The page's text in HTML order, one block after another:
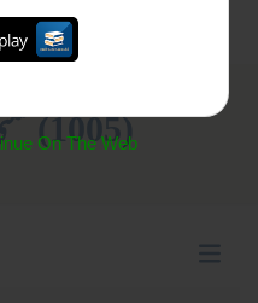
(1005) منگنی کی انگوٹھی کا حکم
On The Web